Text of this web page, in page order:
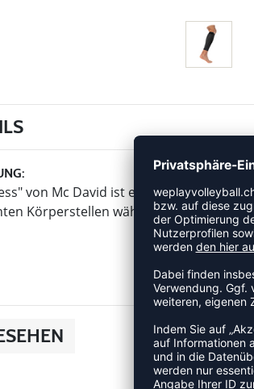
von Mc David ist ein Artikel der
Körperstellen während Belastung.